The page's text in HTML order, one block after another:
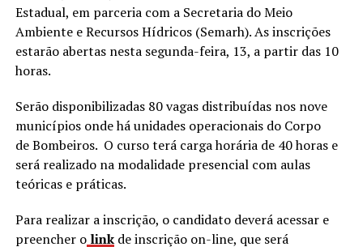
Estadual, em parceria com a Secretaria do Meio
Ambiente e Recursos Hídricos (Semarh). As inscrições
estarão abertas nesta segunda-feira, 13, a partir das 10
horas.
Serão disponibilizadas 80 vagas distribuídas nos nove
municípios onde há unidades operacionais do Corpo
de Bombeiros. O curso terá carga horária de 40 horas e
será realizado na modalidade presencial com aulas
teóricas e práticas.
Para realizar a inscrição, o candidato deverá acessar e
preencher o linkde inscrição on-line, que será